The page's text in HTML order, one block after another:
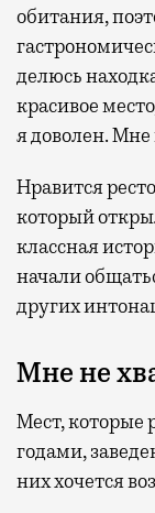
обитания,
делюсь
красивое
я доволен.
Нравится
который
классная
начали
других
Мне не
Мест, которые
годами,
них хочется